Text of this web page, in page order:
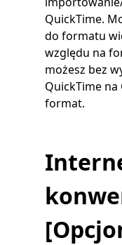
QuickTime.
do formatu
względu na
możesz bez
QuickTime na
format.